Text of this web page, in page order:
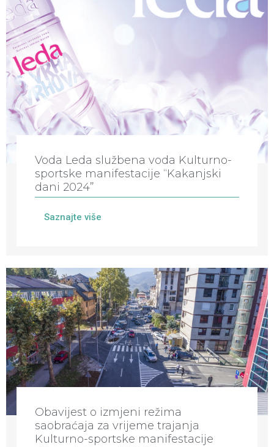
Voda Leda službena voda Kulturno-
sportske manifestacije “Kakanjski
dani 2024”
Saznajte više
Obavijest o izmjeni režima
saobraćaja za vrijeme trajanja
Kulturno-sportske manifestacije